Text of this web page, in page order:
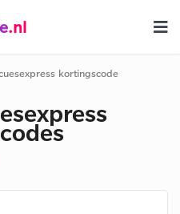
.nl
kortingscode